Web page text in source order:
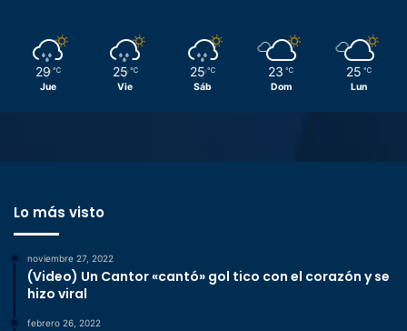
29 ℃
Jue
25 ℃
Vie
25 ℃
Sáb
23 ℃
Dom
25 ℃
Lun
Lo más visto
noviembre 27, 2022
(Video) Un Cantor «cantó» gol tico con el corazón y se
hizo viral
febrero 26, 2022